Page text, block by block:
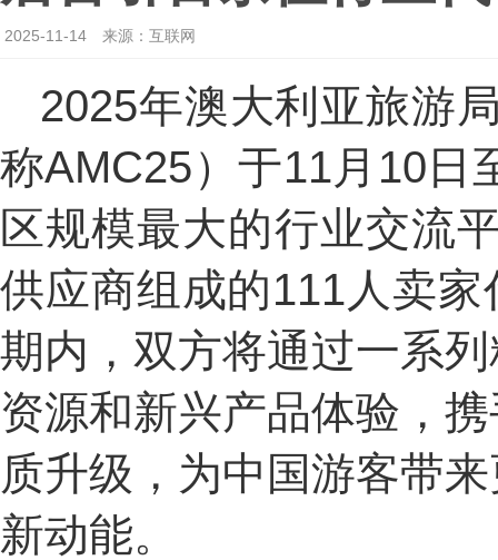
2025-11-14 来源：互联网
2025年澳大利亚旅游
称AMC25）于11月10日
区规模最大的行业交流
供应商组成的111人卖
期内，双方将通过一系
资源和新兴产品体验，
质升级，为中国游客带
新动能。